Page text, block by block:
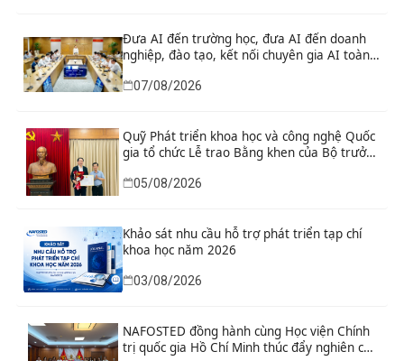
Đưa AI đến trường học, đưa AI đến doanh
nghiệp, đào tạo, kết nối chuyên gia AI toàn
cầu
07/08/2026
Quỹ Phát triển khoa học và công nghệ Quốc
gia tổ chức Lễ trao Bằng khen của Bộ trưởng
nhân có thành tích xuất sắc
05/08/2026
Khảo sát nhu cầu hỗ trợ phát triển tạp chí
khoa học năm 2026
03/08/2026
NAFOSTED đồng hành cùng Học viện Chính
trị quốc gia Hồ Chí Minh thúc đẩy nghiên cứu